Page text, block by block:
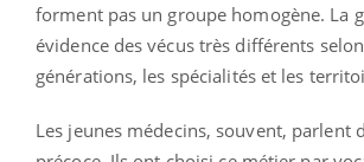
forment pas un groupe homogène. La
évidence des vécus très différents
générations, les spécialités et les
Les jeunes médecins, souvent, parlent